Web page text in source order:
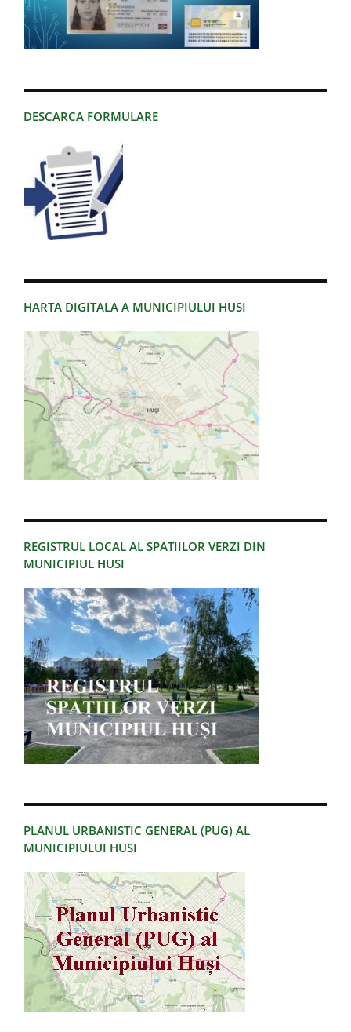
DESCARCA FORMULARE
HARTA DIGITALA A MUNICIPIULUI HUSI
REGISTRUL LOCAL AL SPATIILOR VERZI DIN
MUNICIPIUL HUSI
PLANUL URBANISTIC GENERAL (PUG) AL
MUNICIPIULUI HUSI